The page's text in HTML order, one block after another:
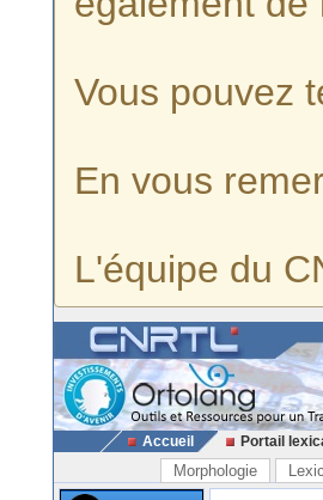
Vous pouvez
En vous
L'équipe du
Accueil Portail
Morphologie